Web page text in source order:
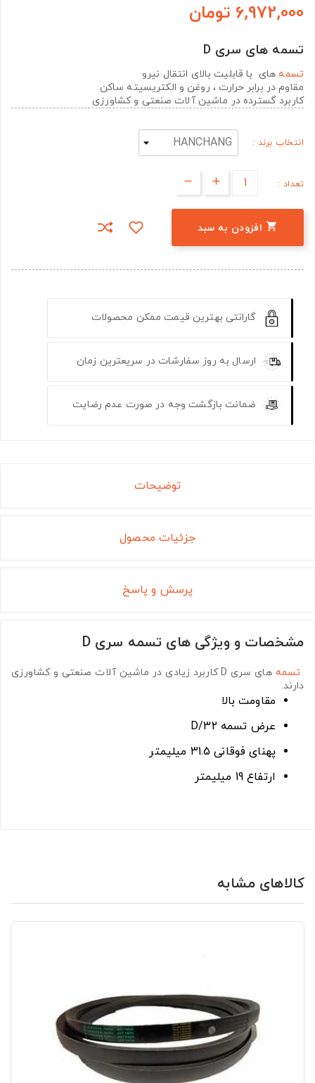
6,972,000 تومان
تسمه های سری D
تسمه های با قابلیت بالای انتقال نیرو
مقاوم در برابر حرارت ، روغن و الکتریسیته ساکن
کاربرد گسترده در ماشین آلات صنعتی و کشاورزی
انتخاب برند :
تعداد :
 افزودن به سبد
گارانتی بهترین قیمت ممکن محصولات
ارسال به روز سفارشات در سریعترین زمان
ضمانت بازگشت وجه در صورت عدم رضایت
توضیحات
جزئیات محصول
پرسش و پاسخ
مشخصات و ویژگی های تسمه سری D
تسمه های سری D
کاربرد زیادی در ماشین آلات صنعتی و کشاورزی
دارند.
مقاومت بالا
عرض تسمه D/32
پهنای فوقانی 31.5 میلیمتر
ارتفاع 19 میلیمتر
کالاهای مشابه